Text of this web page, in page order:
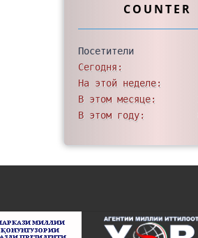
COUNTER
Посетители
Сегодня:
На этой неделе:
В этом месяце:
В этом году: